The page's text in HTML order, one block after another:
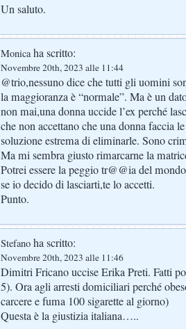
Un saluto.
Monicaha scritto:
Novembre 20th, 2023 alle 11:44
@trio,nessuno dice che tutti gli uomini
la maggioranza è “normale”. Ma è un
non mai,una donna uccide l’ex perché
che non accettano che una donna faccia
soluzione estrema di eliminarle. Sono
Ma mi sembra giusto rimarcarne la
Potrei essere la peggio tr@@ia del
se io decido di lasciarti,te lo accetti.
Punto.
Stefano ha scritto:
Novembre 20th, 2023 alle 11:46
Dimitri Fricano uccise Erika Preti. Fatti
5). Ora agli arresti domiciliari perché
carcere e fuma 100 sigarette al giorno)
Questa è la giustizia italiana…..